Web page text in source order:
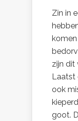
Zin in
zijn dit
Laatst
ook
goot.